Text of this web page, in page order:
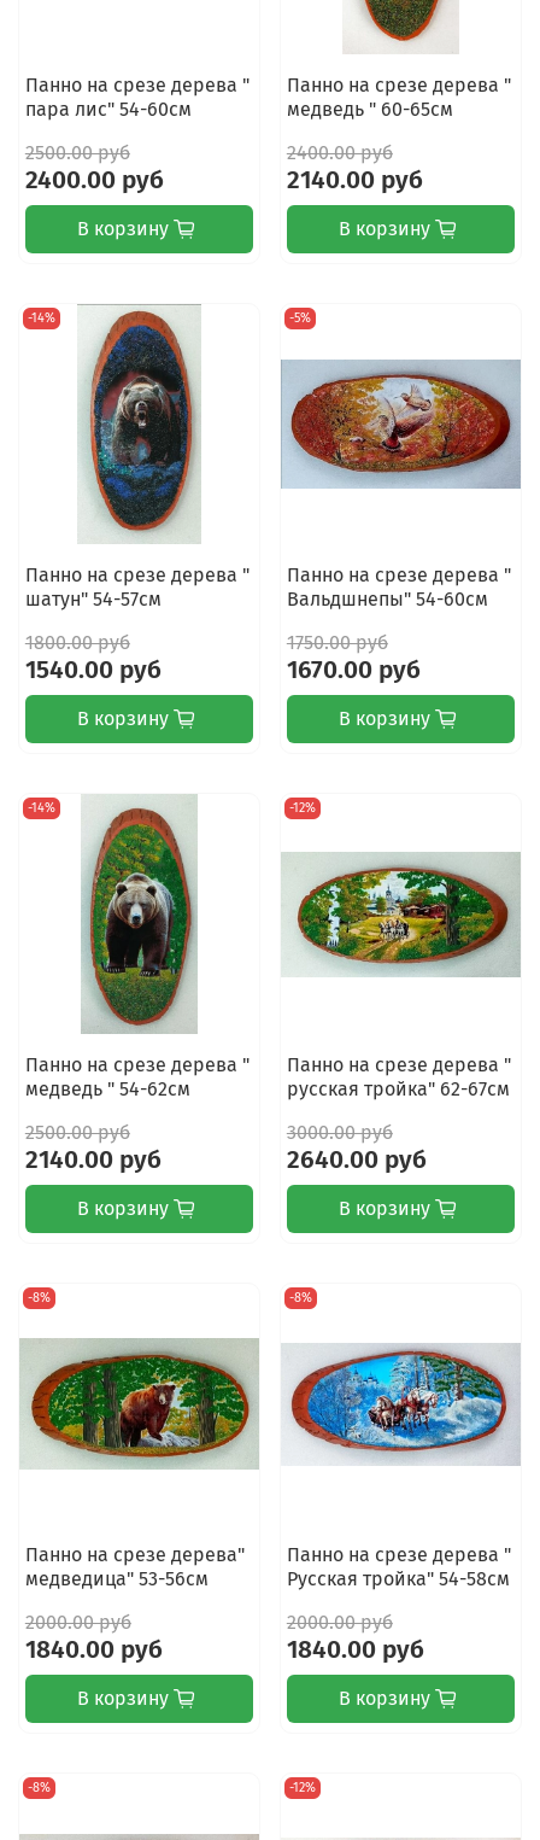
Панно на срезе дерева "
пара лис" 54-60см
2500.00 руб
2400.00 руб
В корзину
Панно на срезе дерева "
медведь " 60-65см
2400.00 руб
2140.00 руб
В корзину
-14%
Панно на срезе дерева "
шатун" 54-57см
1800.00 руб
1540.00 руб
В корзину
-5%
Панно на срезе дерева "
Вальдшнепы" 54-60см
1750.00 руб
1670.00 руб
В корзину
-14%
Панно на срезе дерева "
медведь " 54-62см
2500.00 руб
2140.00 руб
В корзину
-12%
Панно на срезе дерева "
русская тройка" 62-67см
3000.00 руб
2640.00 руб
В корзину
-8%
Панно на срезе дерева"
медведица" 53-56см
2000.00 руб
1840.00 руб
В корзину
-8%
Панно на срезе дерева "
Русская тройка" 54-58см
2000.00 руб
1840.00 руб
В корзину
-8% -12%